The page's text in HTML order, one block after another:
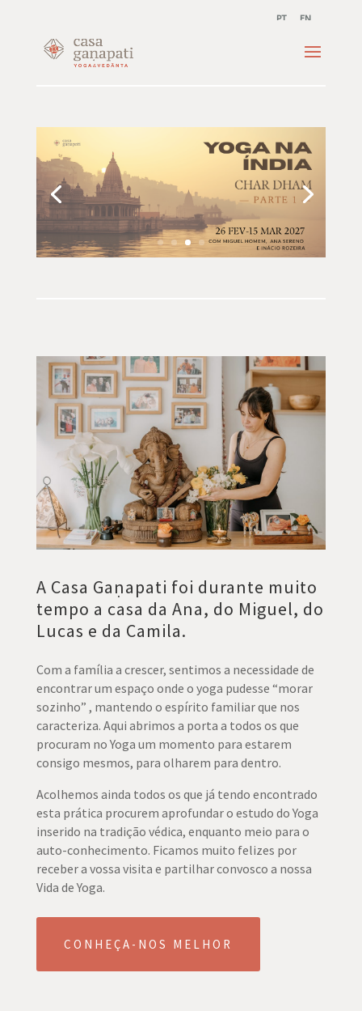
PT EN
A Casa Gaṇapati foi durante muito
tempo a casa da Ana, do Miguel, do
Lucas e da Camila.
Com a família a crescer, sentimos a necessidade de
encontrar um espaço onde o yoga pudesse “morar
sozinho” , mantendo o espírito familiar que nos
caracteriza. Aqui abrimos a porta a todos os que
procuram no Yoga um momento para estarem
consigo mesmos, para olharem para dentro.
Acolhemos ainda todos os que já tendo encontrado
esta prática procurem aprofundar o estudo do Yoga
inserido na tradição védica, enquanto meio para o
auto-conhecimento. Ficamos muito felizes por
receber a vossa visita e partilhar convosco a nossa
Vida de Yoga.
CONHEÇA-NOS MELHOR